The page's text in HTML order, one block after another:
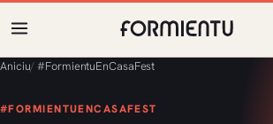
Aniciu/ #FormientuEnCasaFest
#FORMIENTUENCASAFEST